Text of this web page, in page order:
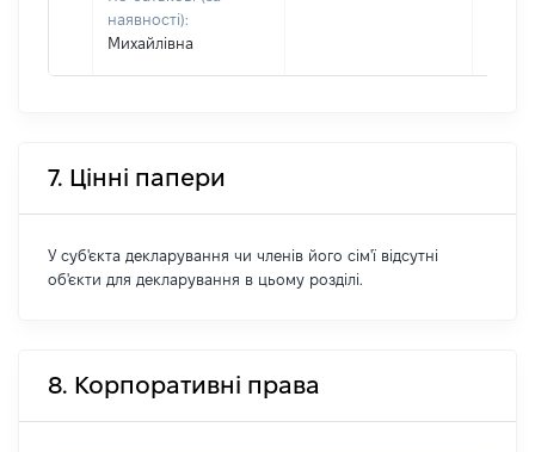
наявності):
Михайлівна
7. Цінні папери
У суб'єкта декларування чи членів його сім'ї відсутні
об'єкти для декларування в цьому розділі.
8. Корпоративні права